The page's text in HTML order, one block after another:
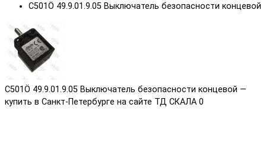
C501Ö 49.9.01.9.05 Выключатель безопасности концевой
C501Ö 49.9.01.9.05 Выключатель безопасности концевой —
купить в Санкт-Петербурге на сайте ТД СКАЛА 0